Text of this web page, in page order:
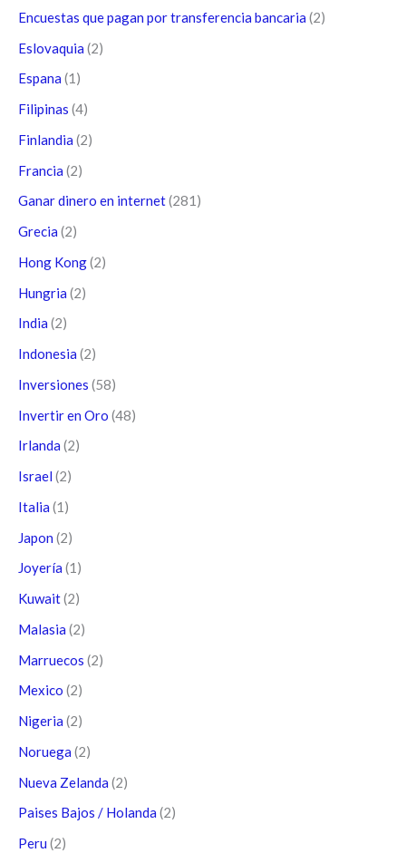
Encuestas que pagan por transferencia bancaria (2)
Eslovaquia (2)
Espana (1)
Filipinas (4)
Finlandia (2)
Francia (2)
Ganar dinero en internet(281)
Grecia (2)
Hong Kong(2)
Hungria (2)
India (2)
Indonesia (2)
Inversiones (58)
Invertir en Oro (48)
Irlanda (2)
Israel (2)
Italia (1)
Japon (2)
Joyería (1)
Kuwait(2)
Malasia (2)
Marruecos (2)
Mexico (2)
Nigeria (2)
Noruega (2)
Nueva Zelanda (2)
Paises Bajos / Holanda (2)
Peru (2)